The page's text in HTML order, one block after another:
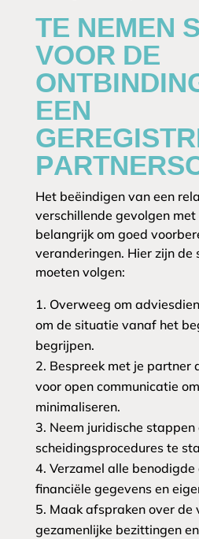
TE NEMEN
VOOR DE
EEN
Het beëindigen van een
verschillende gevolgen met
belangrijk om goed
veranderingen. Hier zijn de
moeten volgen:
Overweeg om
om de situatie vanaf het
begrijpen.
Bespreek met je partner
voor open communicatie
minimaliseren.
Neem juridische stappen
scheidingsprocedures te
Verzamel alle
financiële gegevens en
Maak afspraken over de
gezamenlijke bezittingen